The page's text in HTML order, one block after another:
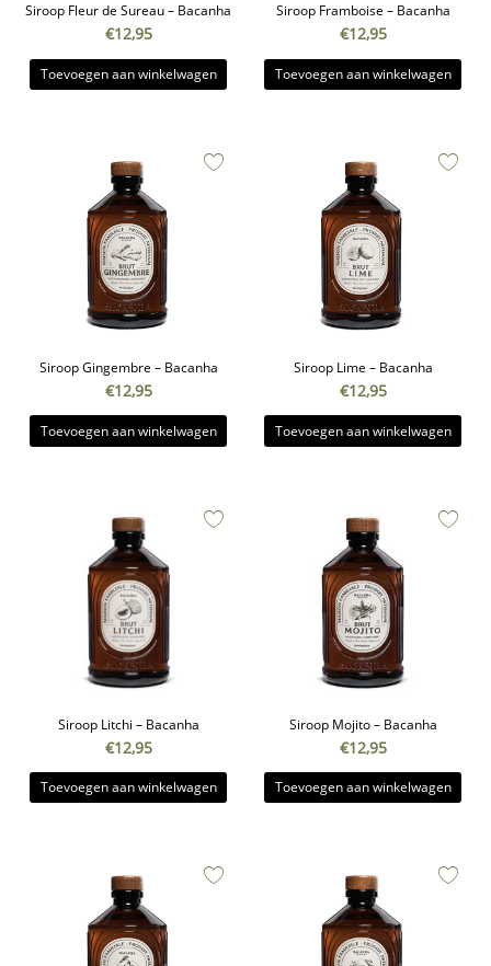
Siroop Fleur de Sureau – Bacanha
€12,95
Toevoegen aan winkelwagen
Siroop Framboise – Bacanha
€12,95
Toevoegen aan winkelwagen
Siroop Gingembre – Bacanha
€12,95
Toevoegen aan winkelwagen
Siroop Lime – Bacanha
€12,95
Toevoegen aan winkelwagen
Siroop Litchi – Bacanha
€12,95
Toevoegen aan winkelwagen
Siroop Mojito – Bacanha
€12,95
Toevoegen aan winkelwagen